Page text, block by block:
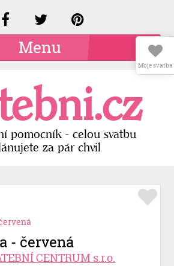
Menu
Kariéra
Kontakty
Přidat firmu
pomocník - celou svatbu
za pár chvil
- červená
CENTRUM s.r.o.
Moje svatba